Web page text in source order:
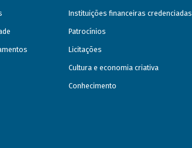
Instituições financeiras credenciadas
Patrocínios
Licitações
Cultura e economia criativa
Conhecimento